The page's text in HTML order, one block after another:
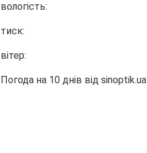
вологість:
тиск:
вітер:
Погода на 10 днів від sinoptik.ua